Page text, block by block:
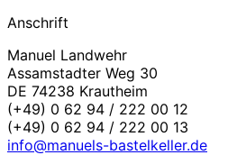
Anschrift
Manuel Landwehr
Assamstadter Weg 30
DE 74238 Krautheim
(+49) 0 62 94 / 222 00 12
(+49) 0 62 94 / 222 00 13
info@manuels-bastelkeller.de